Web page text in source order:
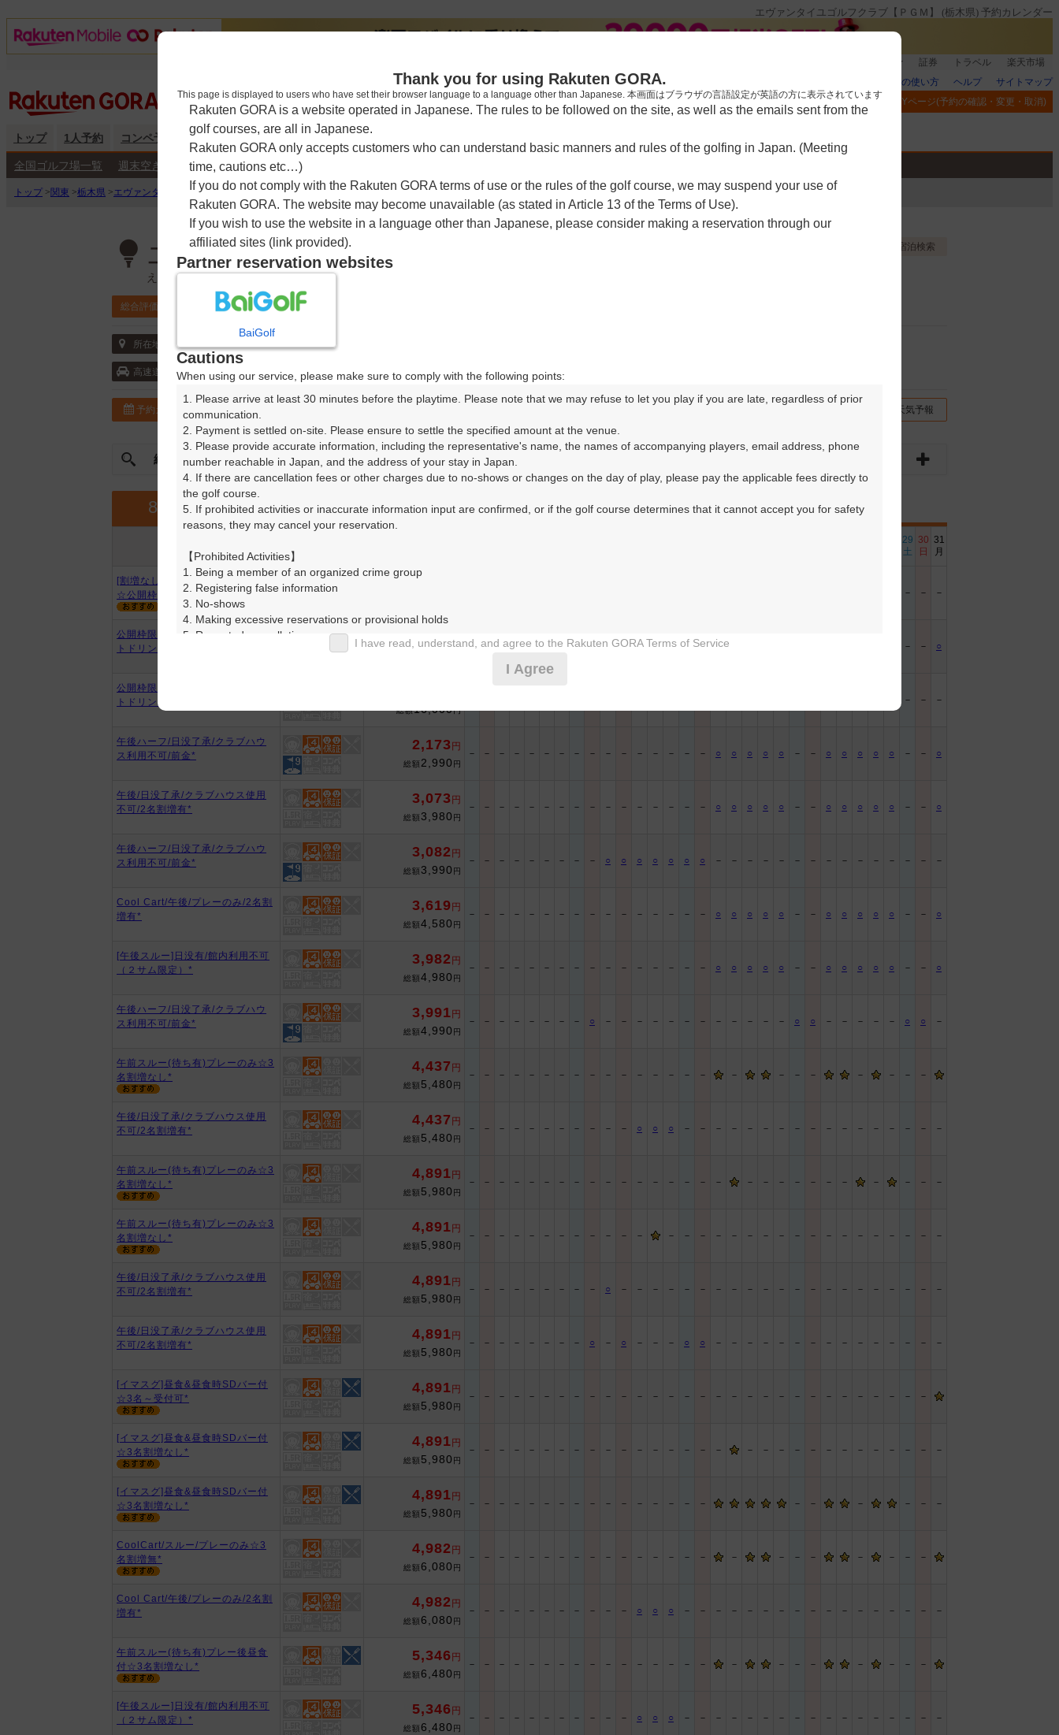
エヴァンタイユゴルフクラブ【ＰＧＭ】 (栃木県) 予約カレンダー
証券 トラベル
楽天市場
楽天GORAの使い方
ヘルプ
サイトマップ
閲覧履歴
お気に入り MYページ(予約の確認・変更・取消)
トップ 1人予約 コンペ予約 海外予約 キャンペーン
全国ゴルフ場一覧 週末空き枠検索 平日空き枠検索
トップ > 関東 >栃木県 >エヴァンタイユゴルフクラブ【ＰＧＭ】>予約カレンダー
エヴァンタイユゴルフクラブ【ＰＧＭ】
えばんたいゆごるふくらぶ
宿泊検索
総合評価 3.9 ポイント利用可
所在地 〒328-0065 栃木県 栃木市小野口町1237-1
高速道 東北自動車道・栃木 5km以内 ／東北自動車道・佐野藤岡 15km以内
予約カレンダー 天気予報
絞込み 曜日やスタート時間を指定して、ご希望のプランを絞り込むことができます。
8月 9月 10月 11月 12月
アイコンの説明
29
土
30
日
31
月
[割増なし]昼食バイキング&SD付
☆公開枠限定*
－ － －
公開枠限定/昼食バイキング&ソフ
トドリンクバー付*
7,637円
－ － － － － － － － － － － － － － － － ○ － － ○
公開枠限定/昼食バイキング&ソフ
トドリンクバー付*
総額16,000円
－ － －
午後ハーフ/日没了承/クラブハウ
ス利用不可/前金*
2,173 円
総額 2,990 円
－ － － － － － － － － － － － － － － － ○ ○ ○ ○ ○ － － ○ ○ ○ ○ ○ － － ○
午後/日没了承/クラブハウス使用
不可/2名割増有*
3,073 円
総額 3,980 円
－ － － － － － － － － － － － － － － － ○ ○ ○ ○ ○ － － ○ ○ ○ ○ ○ － － ○
午後ハーフ/日没了承/クラブハウ
ス利用不可/前金*
3,082 円
総額 3,990 円
－ － － － － － － － － ○ ○ ○ ○ ○ ○ ○ － － － － － － － － － － － － － － －
Cool Cart/午後/プレーのみ/2名割
増有*
3,619 円
総額4,580 円
－ － － － － － － － － － － － － － － － ○ ○ ○ ○ ○ － － ○ ○ ○ ○ ○ － － ○
[午後スルー]日没有/館内利用不可
（２サム限定）*
3,982 円
総額4,980 円
－ － － － － － － － － － － － － － － － ○ ○ ○ ○ ○ － － ○ ○ ○ ○ ○ － － ○
午後ハーフ/日没了承/クラブハウ
ス利用不可/前金*
3,991 円
総額4,990 円
－ － － － － － － － ○ － － － － － － － － － － － － ○ ○ － － － － － ○ ○ －
午前スルー(待ち有)プレーのみ☆3
名割増なし*
4,437 円
総額 5,480 円
－ － － － － － － － － － － － － － － － － － － － － － － －
午後/日没了承/クラブハウス使用
不可/2名割増有*
4,437 円
総額 5,480 円
－ － － － － － － － － － － ○ ○ ○ － － － － － － － － － － － － － － － － －
午前スルー(待ち有)プレーのみ☆3
名割増なし*
4,891 円
総額 5,980 円
－ － － － － － － － － － － － － － － － － － － － － － － － － － － －
午前スルー(待ち有)プレーのみ☆3
名割増なし*
4,891 円
総額 5,980 円
－ － － － － － － － － － － － － － － － － － － － － － － － － － － － － －
午後/日没了承/クラブハウス使用
不可/2名割増有*
4,891 円
総額 5,980 円
－ － － － － － － － － ○ － － － － － － － － － － － － － － － － － － － － －
午後/日没了承/クラブハウス使用
不可/2名割増有*
4,891 円
総額 5,980 円
－ － － － － － － － ○ － ○ － － － ○ ○ － － － － － － － － － － － － － － －
[イマスグ]昼食&昼食時SDバー付
☆3名～受付可*
4,891 円
総額 5,980 円
－ － － － － － － － － － － － － － － － － － － － － － － － － － － － － －
[イマスグ]昼食&昼食時SDバー付
☆3名割増なし*
4,891 円
総額 5,980 円
－ － － － － － － － － － － － － － － － － － － － － － － － － － － － － －
[イマスグ]昼食&昼食時SDバー付
☆3名割増なし*
4,891 円
総額 5,980 円
－ － － － － － － － － － － － － － － － － － － － － －
CoolCart/スルー/プレーのみ☆3
名割増無*
4,982 円
総額 6,080 円
－ － － － － － － － － － － － － － － － － － － － － － － －
Cool Cart/午後/プレーのみ/2名割
増有*
4,982 円
総額 6,080 円
－ － － － － － － － － － － ○ ○ ○ － － － － － － － － － － － － － － － － －
午前スルー(待ち有)プレー後昼食
付☆3名割増なし*
5,346 円
総額 6,480 円
－ － － － － － － － － － － － － － － － － － － － － － － －
[午後スルー]日没有/館内利用不可
（２サム限定）*
5,346 円
総額 6,480 円
－ － － － － － － － － － － ○ ○ ○ － － － － － － － － － － － － － － － － －
Thank you for using Rakuten GORA.
This page is displayed to users who have set their browser language to a language other than Japanese. 本画面はブラウザの言語設定が英語の方に表示されています
Rakuten GORA is a website operated in Japanese. The rules to be followed on the site, as well as the emails sent from the
golf courses, are all in Japanese.
Rakuten GORA only accepts customers who can understand basic manners and rules of the golfing in Japan. (Meeting
time, cautions etc…)
If you do not comply with the Rakuten GORA terms of use or the rules of the golf course, we may suspend your use of
Rakuten GORA. The website may become unavailable (as stated in Article 13 of the Terms of Use).
If you wish to use the website in a language other than Japanese, please consider making a reservation through our
affiliated sites (link provided).
Partner reservation websites
BaiGolf
Cautions
When using our service, please make sure to comply with the following points:
1. Please arrive at least 30 minutes before the playtime. Please note that we may refuse to let you play if you are late, regardless of prior
communication.
2. Payment is settled on-site. Please ensure to settle the specified amount at the venue.
3. Please provide accurate information, including the representative's name, the names of accompanying players, email address, phone
number reachable in Japan, and the address of your stay in Japan.
4. If there are cancellation fees or other charges due to no-shows or changes on the day of play, please pay the applicable fees directly to
the golf course.
5. If prohibited activities or inaccurate information input are confirmed, or if the golf course determines that it cannot accept you for safety
reasons, they may cancel your reservation.
【Prohibited Activities】
1. Being a member of an organized crime group
2. Registering false information
3. No-shows
4. Making excessive reservations or provisional holds
5. Repeated cancellations
6. Violating laws and regulations
7. Causing inconvenience to others during play (e.g., delaying play, ignoring rules, manners, or warnings)
I have read, understand, and agree to the Rakuten GORA Terms of Service
I Agree